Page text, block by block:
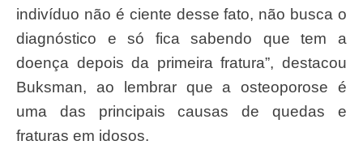
indivíduo não é ciente desse fato, não busca o
diagnóstico e só fica sabendo que tem a
doença depois da primeira fratura”, destacou
Buksman, ao lembrar que a osteoporose é
uma das principais causas de quedas e
fraturas em idosos.